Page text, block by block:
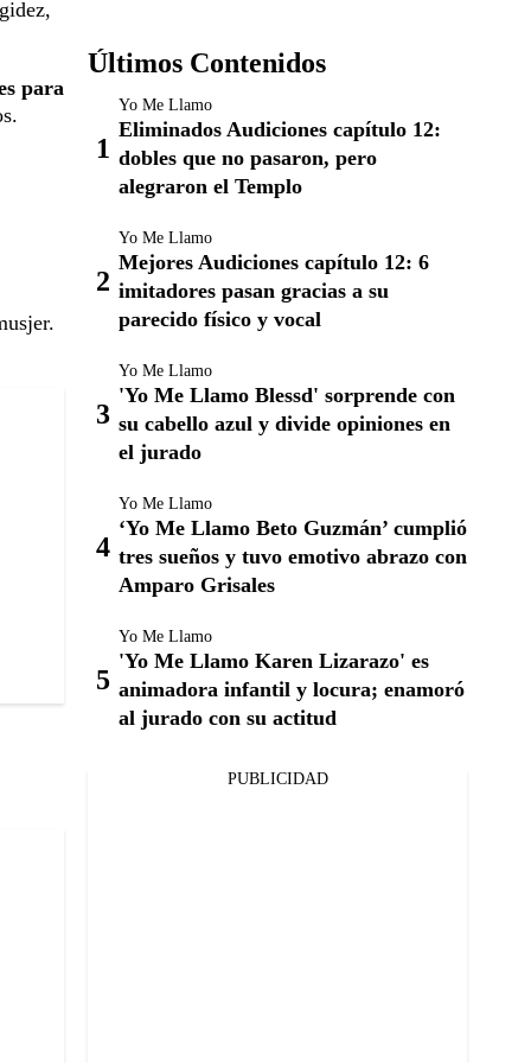
para
Últimos Contenidos
Yo Me Llamo
Eliminados Audiciones capítulo 12:
dobles que no pasaron, pero
alegraron el Templo
Yo Me Llamo
Mejores Audiciones capítulo 12: 6
imitadores pasan gracias a su
parecido físico y vocal
Yo Me Llamo
'Yo Me Llamo Blessd' sorprende con
su cabello azul y divide opiniones en
el jurado
Yo Me Llamo
‘Yo Me Llamo Beto Guzmán’ cumplió
tres sueños y tuvo emotivo abrazo con
Amparo Grisales
Yo Me Llamo
'Yo Me Llamo Karen Lizarazo' es
animadora infantil y locura; enamoró
al jurado con su actitud
PUBLICIDAD